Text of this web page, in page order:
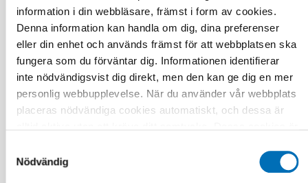
information i din webbläsare, främst i form av cookies.
Denna information kan handla om dig, dina preferenser
eller din enhet och används främst för att webbplatsen ska
fungera som du förväntar dig. Informationen identifierar
inte nödvändigsvist dig direkt, men den kan ge dig en mer
personlig webbupplevelse. När du använder vår webbplats
placeras nödvändiga cookies automatiskt, och dessa är
dess funktioner. Vi respekterar din integritet, och du kan
välja vilka ytterligare cookies (statistiska, preferens,
Nödvändig
Unges brug af nikotinprodukter – et stigende
problem